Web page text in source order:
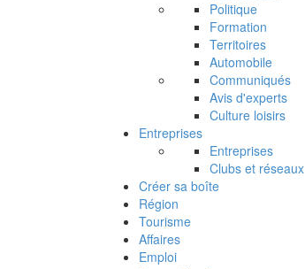
Politique
Formation
Territoires
Automobile
Communiqués
Avis d'experts
Culture loisirs
Entreprises
Entreprises
Clubs et réseaux
Créer sa boîte
Région
Tourisme
Affaires
Emploi